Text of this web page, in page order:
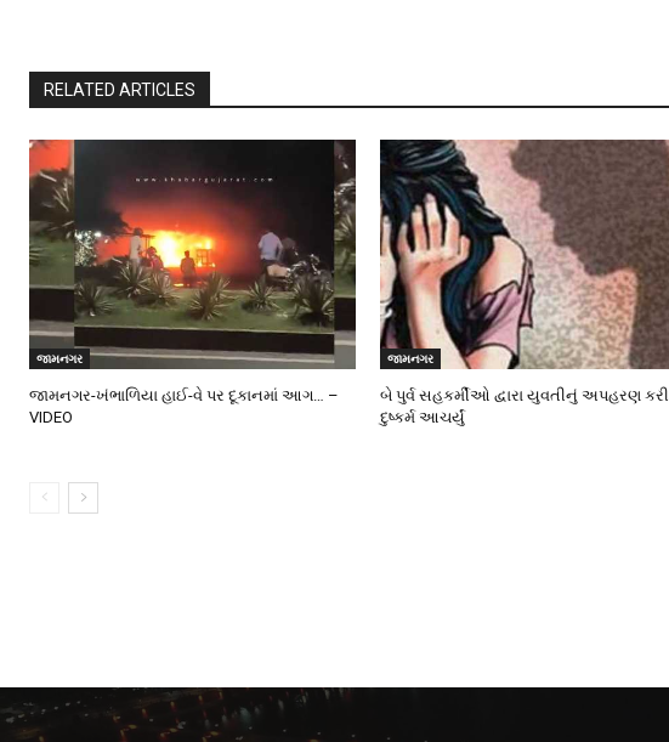
RELATED ARTICLES
જામનગર
જામનગર-ખંભાળિયા હાઈ-વે પર દૂકાનમાં આગ… –
VIDEO
જામનગર
બે પુર્વ સહકર્મીઓ દ્વારા યુવતીનું અપહરણ કરી
દુષ્કર્મ આચર્યું